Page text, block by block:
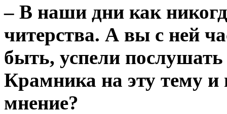
– В наши дни как
читерства. А вы с ней
быть, успели
Крамника на эту тему и
мнение?